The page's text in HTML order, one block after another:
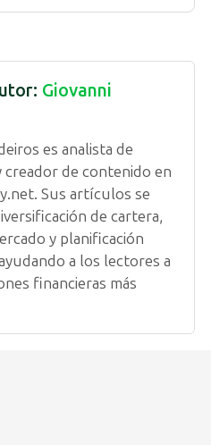
Giovanni
es analista de
creador de contenido en
Sus artículos se
de cartera,
y planificación
a los lectores a
financieras más